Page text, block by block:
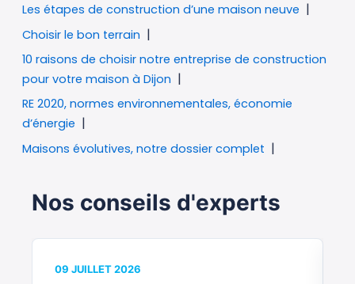
Les étapes de construction d’une maison neuve
Choisir le bon terrain
10 raisons de choisir notre entreprise de construction
pour votre maison à Dijon
RE 2020, normes environnementales, économie
d’énergie
Maisons évolutives, notre dossier complet
Nos conseils d'experts
09 JUILLET 2026